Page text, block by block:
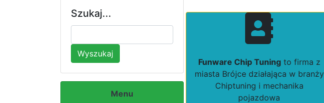
Szukaj...
Wyszukaj
Menu
Funware Chip Tuning to firma z
miasta Brójce działająca w branży
Chiptuning i mechanika
pojazdowa